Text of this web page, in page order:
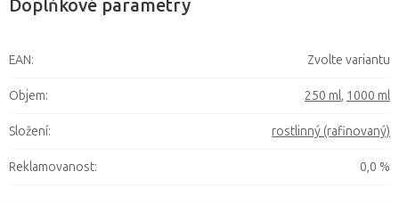
Doplňkové parametry
EAN: Zvolte variantu
Objem: 250 ml, 1000 ml
Složení: rostlinný (rafinovaný)
Reklamovanost: 0,0 %